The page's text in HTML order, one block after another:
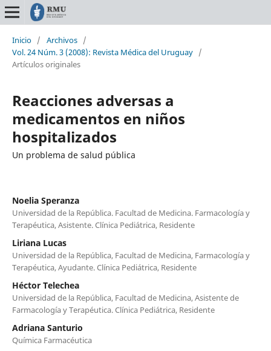
Inicio / Archivos /
Vol. 24 Núm. 3 (2008): Revista Médica del Uruguay /
Artículos originales
Reacciones adversas a
medicamentos en niños
hospitalizados
Un problema de salud pública
Noelia Speranza
Universidad de la República. Facultad de Medicina. Farmacología y
Terapéutica, Asistente. Clínica Pediátrica, Residente
Liriana Lucas
Universidad de la República, Facultad de Medicina, Farmacología y
Terapéutica, Ayudante. Clínica Pediátrica, Residente
Héctor Telechea
Universidad de la República, Facultad de Medicina, Asistente de
Farmacología y Terapéutica. Clínica Pediátrica, Residente
Adriana Santurio
Química Farmacéutica